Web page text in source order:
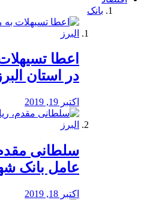
بانک
️اعطا
در استان البرز
اکتبر 19, 2019
سلطانی
عامل بانک
اکتبر 18, 2019